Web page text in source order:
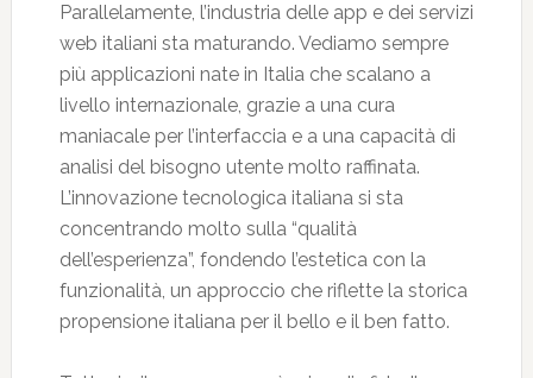
Parallelamente, l’industria delle app e dei servizi
web italiani sta maturando. Vediamo sempre
più applicazioni nate in Italia che scalano a
livello internazionale, grazie a una cura
maniacale per l’interfaccia e a una capacità di
analisi del bisogno utente molto raffinata.
L’innovazione tecnologica italiana si sta
concentrando molto sulla “qualità
dell’esperienza”, fondendo l’estetica con la
funzionalità, un approccio che riflette la storica
propensione italiana per il bello e il ben fatto.